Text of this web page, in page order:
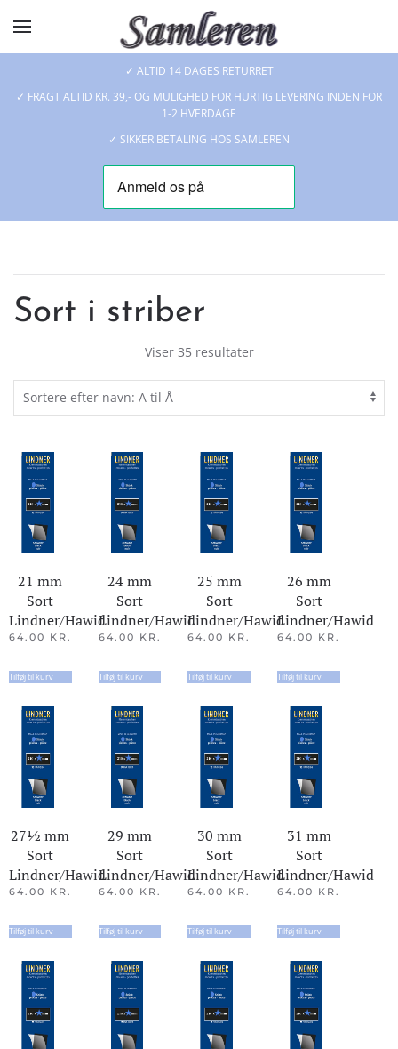
Skip to main content
✓ ALTID 14 DAGES RETURRET
✓ FRAGT ALTID KR. 39,- OG MULIGHED FOR HURTIG LEVERING INDEN FOR
1-2 HVERDAGE
✓ SIKKER BETALING HOS SAMLEREN
Sort i striber
Viser 35 resultater
21 mm
Sort
Lindner/Hawid
64.00 KR.
Tilføj til kurv
24 mm
Sort
Lindner/Hawid
64.00 KR.
Tilføj til kurv
25 mm
Sort
Lindner/Hawid
64.00 KR.
Tilføj til kurv
26 mm
Sort
Lindner/Hawid
64.00 KR.
Tilføj til kurv
27½ mm
Sort
Lindner/Hawid
64.00 KR.
Tilføj til kurv
29 mm
Sort
Lindner/Hawid
64.00 KR.
Tilføj til kurv
30 mm
Sort
Lindner/Hawid
64.00 KR.
Tilføj til kurv
31 mm
Sort
Lindner/Hawid
64.00 KR.
Tilføj til kurv